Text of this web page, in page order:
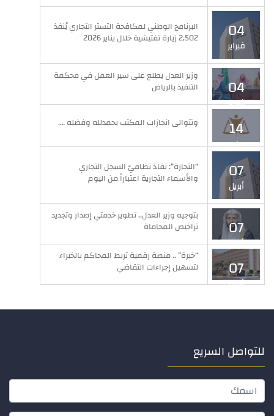
04
فبراير
البرنامج الوطني لمكافحة التستر التجاري يُنفذ
2,502 زيارة تفتيشية خلال يناير 2026
04
فبراير
وزير العدل يطلع على سير العمل في محكمة
التنفيذ بالرياض
14
مايو
وتتوالى انجازات المكتب بحمدلله وفضله ….
07
أبريل
“التجارة”: نفاذ نظاميّ السجل التجاري
والأسماء التجارية اعتباراً من اليوم
07
أبريل
بتوجيه وزير العدل.. تطوير خدمتي إصدار وتجديد
تراخيص المحاماة
07
أبريل
“خبرة” .. منصة رقمية تربط المحاكم بالخبراء
لتسهيل إجراءات التقاضي
للتواصل السريع